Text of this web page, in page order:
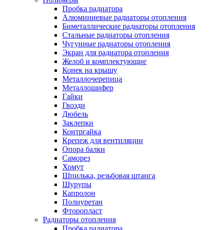
Пробка радиатора
Алюминиевые радиаторы отопления
Биметаллические радиаторы отопления
Стальные радиаторы отопления
Чугунные радиаторы отопления
Экран для радиатора отопления
Желоб и комплектующие
Конек на крышу
Металлочерепица
Металлошифер
Гайки
Гвозди
Дюбель
Заклепки
Контргайка
Крепеж для вентиляции
Опора балки
Саморез
Хомут
Шпилька, резьбовая штанга
Шурупы
Капролон
Полиуретан
Фторопласт
Радиаторы отопления
Пробка радиатора